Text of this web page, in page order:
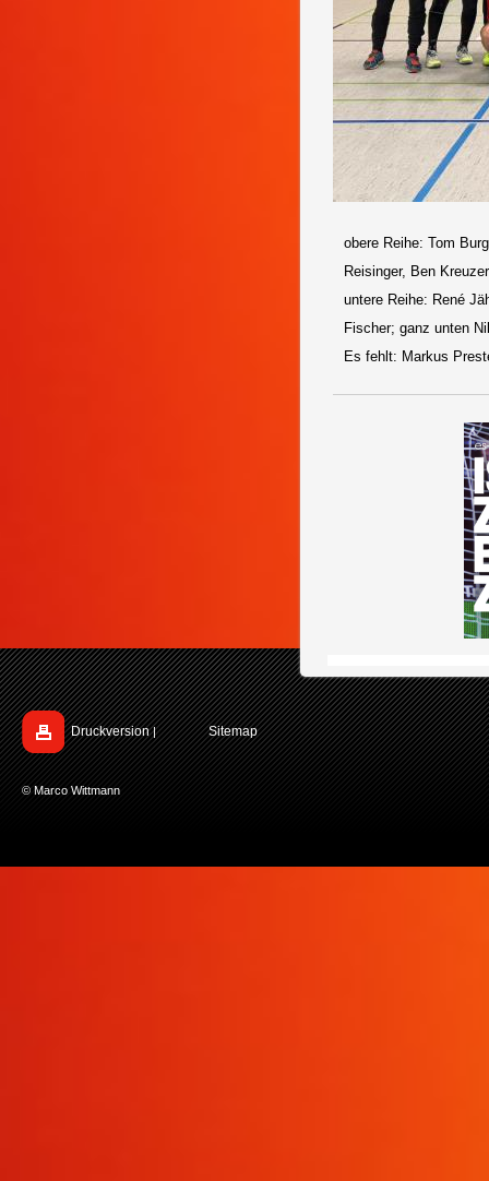
obere Reihe: Tom
Reisinger, Ben
untere Reihe: René
Fischer; ganz unten
Es fehlt: Markus
Druckversion | Sitemap
© Marco Wittmann